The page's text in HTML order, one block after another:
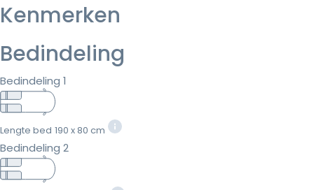
Kenmerken
Bedindeling
Bedindeling 1
Lengte bed 190 x 80 cm
Bedindeling 2